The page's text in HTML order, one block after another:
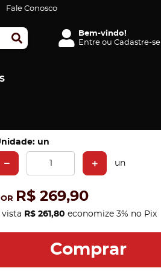
Fale Conosco
Bem-vindo!
Entreou Cadastre-se
un
un
R$ 269,90
vista R$ 261,80 economize3% no Pix
Comprar